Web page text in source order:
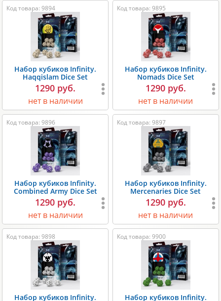
Код товара: 9894
Набор кубиков Infinity.
Haqqislam Dice Set
1290 руб.
нет в наличии
Код товара: 9895
Набор кубиков Infinity.
Nomads Dice Set
1290 руб.
нет в наличии
Код товара: 9896
Набор кубиков Infinity.
Combined Army Dice Set
1290 руб.
нет в наличии
Код товара: 9897
Набор кубиков Infinity.
Mercenaries Dice Set
1290 руб.
нет в наличии
Код товара: 9898
Набор кубиков Infinity.
Код товара: 9900
Набор кубиков Infinity.